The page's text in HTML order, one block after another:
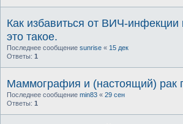
Как избавиться от ВИЧ-
это такое.
Последнее сообщение sunrise « 15 дек
Ответы: 1
Маммография и (настоящий) рак
Последнее сообщение min83 « 29 сен
Ответы: 1